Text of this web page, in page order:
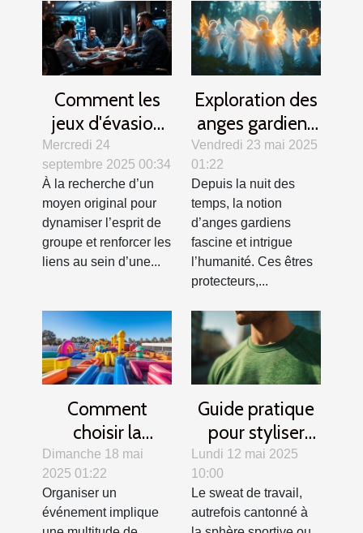
Comment les
jeux d'évasion
renforcent la
cohésion
d'équipe ?
Mercredi 24
septembre 2025 00:34
À la recherche d’un
moyen original pour
dynamiser l’esprit de
groupe et renforcer les
liens au sein d’une...
Exploration des
anges gardiens
dans différentes
cultures et
traditions
Vendredi 23 mai 2025
01:22
Depuis la nuit des
temps, la notion
d’anges gardiens
fascine et intrigue
l’humanité. Ces êtres
protecteurs,...
Comment
choisir la
structure
gonflable idéale
pour votre
événement
Dimanche 18 mai
2025 01:22
Organiser un
événement implique
Guide pratique
pour styliser
votre sweat de
travail en toutes
saisons
Lundi 12 mai 2025
10:00
Le sweat de travail,
autrefois cantonné à